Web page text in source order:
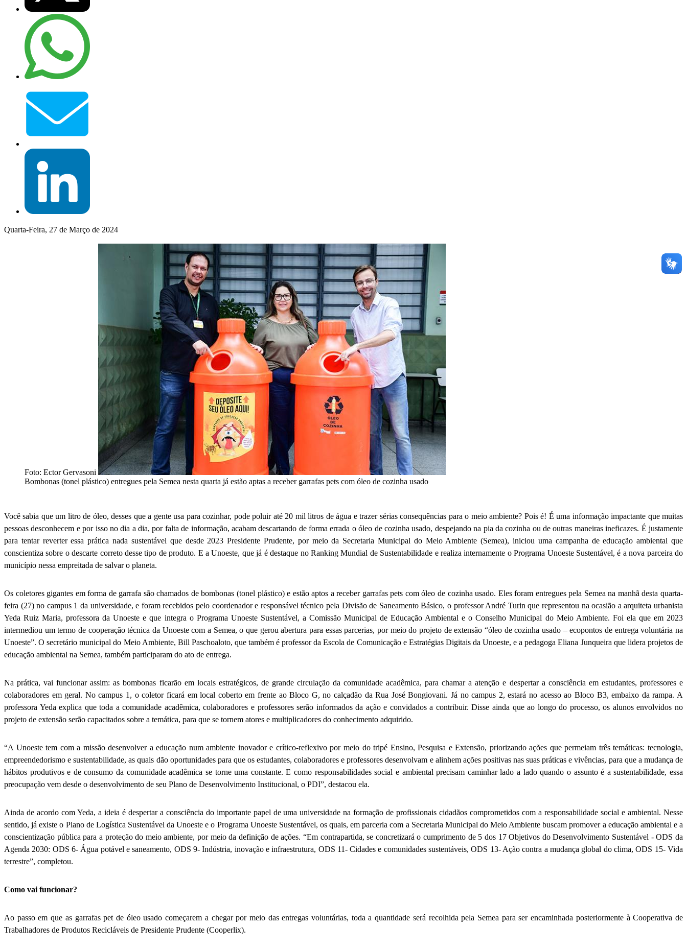
Quarta-Feira, 27 de Março de 2024
Foto: Ector Gervasoni
Bombonas (tonel plástico) entregues pela Semea nesta quarta já estão aptas a receber garrafas pets com óleo de cozinha usado
Você sabia que um litro de óleo, desses que a gente usa para cozinhar, pode poluir até 20 mil litros de água e trazer sérias consequências para o meio ambiente? Pois é! É uma informação impactante que muitas
pessoas desconhecem e por isso no dia a dia, por falta de informação, acabam descartando de forma errada o óleo de cozinha usado, despejando na pia da cozinha ou de outras maneiras ineficazes. É justamente
para tentar reverter essa prática nada sustentável que desde 2023 Presidente Prudente, por meio da Secretaria Municipal do Meio Ambiente (Semea), iniciou uma campanha de educação ambiental que
conscientiza sobre o descarte correto desse tipo de produto. E a Unoeste, que já é destaque no Ranking Mundial de Sustentabilidade e realiza internamente o Programa Unoeste Sustentável, é a nova parceira do
município nessa empreitada de salvar o planeta.
Os coletores gigantes em forma de garrafa são chamados de bombonas (tonel plástico) e estão aptos a receber garrafas pets com óleo de cozinha usado. Eles foram entregues pela Semea na manhã desta quarta-
feira (27) no campus 1 da universidade, e foram recebidos pelo coordenador e responsável técnico pela Divisão de Saneamento Básico, o professor André Turin que representou na ocasião a arquiteta urbanista
Yeda Ruiz Maria, professora da Unoeste e que integra o Programa Unoeste Sustentável, a Comissão Municipal de Educação Ambiental e o Conselho Municipal do Meio Ambiente. Foi ela que em 2023
intermediou um termo de cooperação técnica da Unoeste com a Semea, o que gerou abertura para essas parcerias, por meio do projeto de extensão “óleo de cozinha usado – ecopontos de entrega voluntária na
Unoeste”. O secretário municipal do Meio Ambiente, Bill Paschoaloto, que também é professor da Escola de Comunicação e Estratégias Digitais da Unoeste, e a pedagoga Eliana Junqueira que lidera projetos de
educação ambiental na Semea, também participaram do ato de entrega.
Na prática, vai funcionar assim: as bombonas ficarão em locais estratégicos, de grande circulação da comunidade acadêmica, para chamar a atenção e despertar a consciência em estudantes, professores e
colaboradores em geral. No campus 1, o coletor ficará em local coberto em frente ao Bloco G, no calçadão da Rua José Bongiovani. Já no campus 2, estará no acesso ao Bloco B3, embaixo da rampa. A
professora Yeda explica que toda a comunidade acadêmica, colaboradores e professores serão informados da ação e convidados a contribuir. Disse ainda que ao longo do processo, os alunos envolvidos no
projeto de extensão serão capacitados sobre a temática, para que se tornem atores e multiplicadores do conhecimento adquirido.
“A Unoeste tem com a missão desenvolver a educação num ambiente inovador e crítico-reflexivo por meio do tripé Ensino, Pesquisa e Extensão, priorizando ações que permeiam três temáticas: tecnologia,
empreendedorismo e sustentabilidade, as quais dão oportunidades para que os estudantes, colaboradores e professores desenvolvam e alinhem ações positivas nas suas práticas e vivências, para que a mudança de
hábitos produtivos e de consumo da comunidade acadêmica se torne uma constante. E como responsabilidades social e ambiental precisam caminhar lado a lado quando o assunto é a sustentabilidade, essa
preocupação vem desde o desenvolvimento de seu Plano de Desenvolvimento Institucional, o PDI”, destacou ela.
Ainda de acordo com Yeda, a ideia é despertar a consciência do importante papel de uma universidade na formação de profissionais cidadãos comprometidos com a responsabilidade social e ambiental. Nesse
sentido, já existe o Plano de Logística Sustentável da Unoeste e o Programa Unoeste Sustentável, os quais, em parceria com a Secretaria Municipal do Meio Ambiente buscam promover a educação ambiental e a
conscientização pública para a proteção do meio ambiente, por meio da definição de ações. “Em contrapartida, se concretizará o cumprimento de 5 dos 17 Objetivos do Desenvolvimento Sustentável - ODS da
Agenda 2030: ODS 6- Água potável e saneamento, ODS 9- Indústria, inovação e infraestrutura, ODS 11- Cidades e comunidades sustentáveis, ODS 13- Ação contra a mudança global do clima, ODS 15- Vida
terrestre”, completou.
Como vai funcionar?
Ao passo em que as garrafas pet de óleo usado começarem a chegar por meio das entregas voluntárias, toda a quantidade será recolhida pela Semea para ser encaminhada posteriormente à Cooperativa de
Trabalhadores de Produtos Recicláveis de Presidente Prudente (Cooperlix).